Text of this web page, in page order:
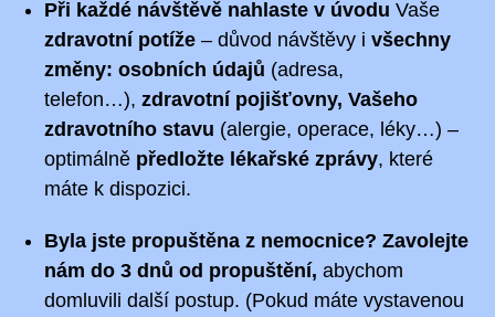
Při každé návštěvě nahlaste v úvodu Vaše
zdravotní potíže – důvod návštěvy i všechny
změny: osobních údajů (adresa,
telefon…), zdravotní pojišťovny, Vašeho
zdravotního stavu (alergie, operace, léky…) –
optimálně předložte lékařské zprávy, které
máte k dispozici.
Byla jste propuštěna z nemocnice? Zavolejte
nám do 3 dnů od propuštění, abychom
domluvili další postup. (Pokud máte vystavenou